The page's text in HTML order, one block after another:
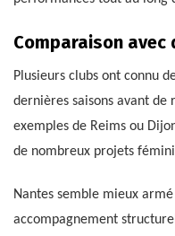
Comparaison avec
Plusieurs clubs ont connu
dernières saisons avant de
exemples de Reims ou
de nombreux projets
Nantes semble mieux
accompagnement